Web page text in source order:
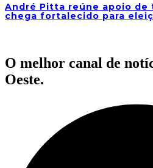
André Pitta reúne apoio de
chega fortalecido para
O melhor canal de
Oeste.